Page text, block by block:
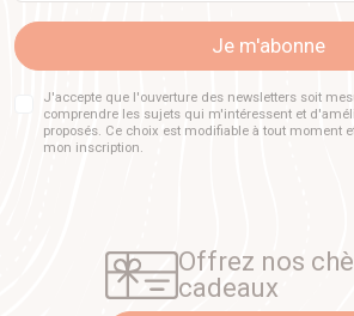
Je m'abonne
J'accepte que l'ouverture des newsletters soit
comprendre les sujets qui m'intéressent et
proposés. Ce choix est modifiable à tout moment
mon inscription.
Offrez nos
cadeaux